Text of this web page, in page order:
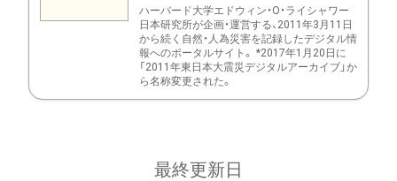
ハーバード大学エドウィン・O・ライシャワー
日本研究所が企画・運営する、2011年3月11日
から続く自然・人為災害を記録したデジタル情
報へのポータルサイト。 *2017年1月20日に
「2011年東日本大震災デジタルアーカイブ」か
ら名称変更された。
最終更新日